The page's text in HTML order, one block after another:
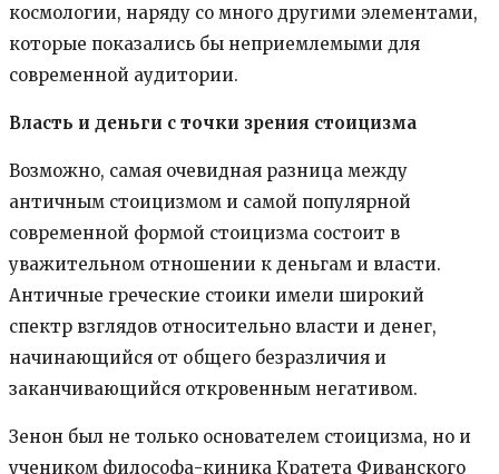
космологии, наряду со много другими элементами,
которые показались бы неприемлемыми для
современной аудитории.
Власть и деньги с точки зрения стоицизма
Возможно, самая очевидная разница между
античным стоицизмом и самой популярной
современной формой стоицизма состоит в
уважительном отношении к деньгам и власти.
Античные греческие стоики имели широкий
спектр взглядов относительно власти и денег,
начинающийся от общего безразличия и
заканчивающийся откровенным негативом.
Зенон был не только основателем стоицизма, но и
учеником философа-киника Кратета Фиванского